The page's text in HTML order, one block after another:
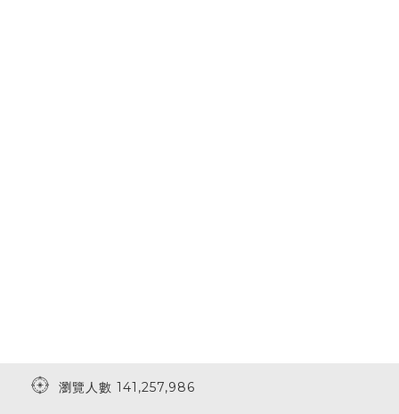
瀏覽人數 141,257,986